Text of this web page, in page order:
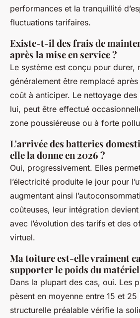
performances et la tranquillité
fluctuations tarifaires.
Existe-t-il des frais de
après la mise en service ?
Le système est conçu pour durer,
généralement être remplacé après
coût à anticiper. Le nettoyage des
lui, peut être effectué
zone poussiéreuse ou à forte
L'arrivée des batteries
elle la donne en 2026 ?
Oui, progressivement. Elles
l’électricité produite le jour pour
augmentant ainsi
coûteuses, leur intégration
avec l’évolution des tarifs et des
virtuel.
Ma toiture est-elle vraiment
supporter le poids du
Dans la plupart des cas, oui. Les
pèsent en moyenne entre 15 et
structurelle préalable vérifie la